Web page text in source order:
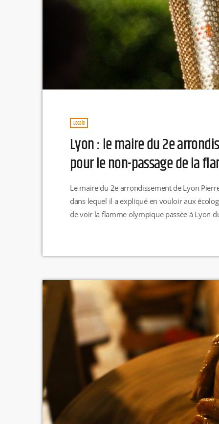
Locale
Lyon : le maire du 2e
pour le non-passage de la
Le maire du 2e arrondissement de Lyon
dans lequel il a expliqué en vouloir aux
de voir la flamme olympique passée à Lyon